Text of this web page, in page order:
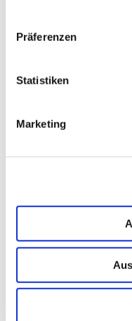
Präferenzen
Statistiken
Marketing
Citizen Developer
Enterprise VoiceAI
gängigen